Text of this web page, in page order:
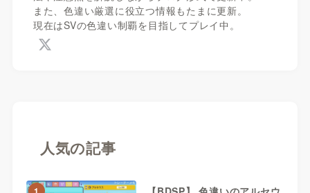
また、色違い厳選に役立つ情報もたまに更新。
現在はSVの色違い制覇を目指してプレイ中。
人気の記事